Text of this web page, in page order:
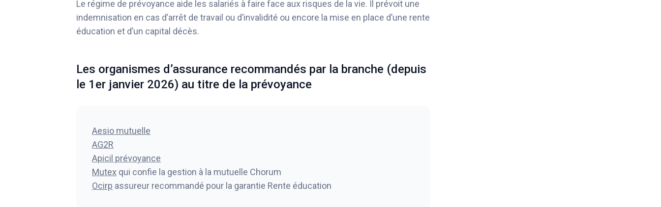
Le régime de prévoyance aide les salariés à faire face aux risques de la vie. Il prévoit une
indemnisation en cas d’arrêt de travail ou d’invalidité ou encore la mise en place d’une rente
éducation et d’un capital décès.
Les organismes d’assurance recommandés par la branche (depuis
le 1er janvier 2026) au titre de la prévoyance
Aesio mutuelle
AG2R
Apicil prévoyance
Mutex qui confie la gestion à la mutuelle Chorum
Ocirp assureur recommandé pour la garantie Rente éducation